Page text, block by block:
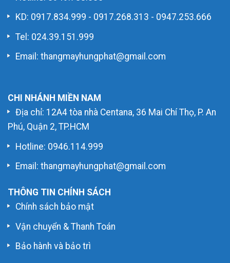
KD: 0917.834.999 - 0917.268.313 - 0947.253.666
Tel: 024.39.151.999
Email: thangmayhungphat@gmail.com
CHI NHÁNH MIỀN NAM
Địa chỉ: 12A4 tòa nhà Centana, 36 Mai Chí Thọ, P. An
Phú, Quận 2, TP.HCM
Hotline: 0946.114.999
Email: thangmayhungphat@gmail.com
THÔNG TIN CHÍNH SÁCH
Chính sách bảo mật
Vận chuyển & Thanh Toán
Bảo hành và bảo trì